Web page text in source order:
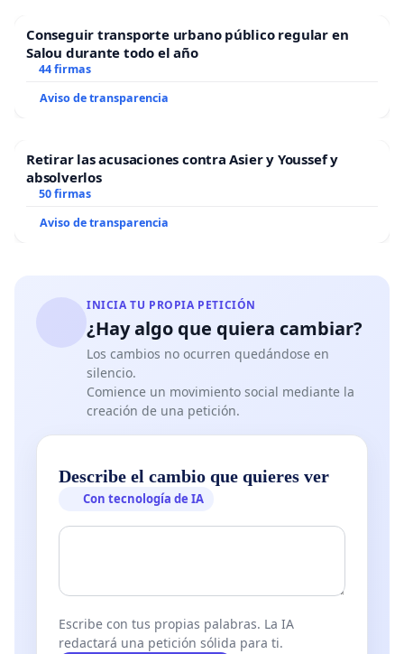
Conseguir transporte urbano público regular en
Salou durante todo el año
44 firmas
Aviso de transparencia
Retirar las acusaciones contra Asier y Youssef y
absolverlos
50 firmas
Aviso de transparencia
INICIA TU PROPIA PETICIÓN
¿Hay algo que quiera cambiar?
Los cambios no ocurren quedándose en
silencio.
Comience un movimiento social mediante la
creación de una petición.
Describe el cambio que quieres ver
Con tecnología de IA
Escribe con tus propias palabras. La IA
redactará una petición sólida para ti.